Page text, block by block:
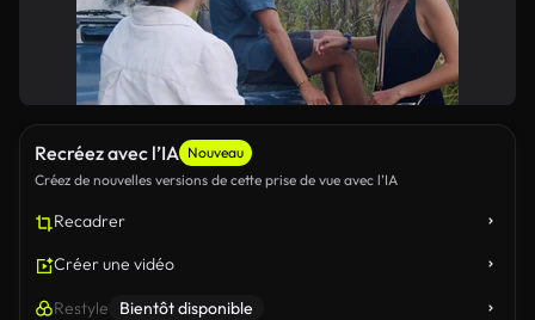
Recréez avec l’IA Nouveau
Créez de nouvelles versions de cette prise de vue avec l’IA
Recadrer
Créer une vidéo
Restyle Bientôt disponible